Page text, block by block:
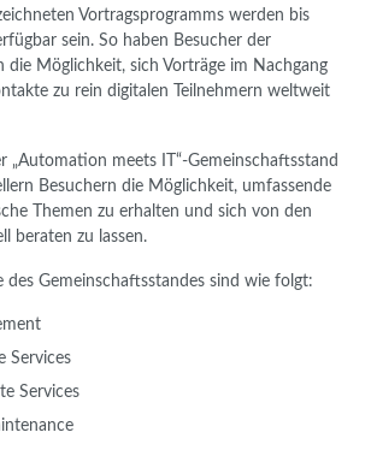
Vortragsprogramms werden bis
sein. So haben Besucher der
die Möglichkeit, sich Vorträge im Nachgang
zu rein digitalen Teilnehmern weltweit
„Automation meets IT“-Gemeinschaftsstand
Besuchern die Möglichkeit, umfassende
Themen zu erhalten und sich von den
beraten zu lassen.
des Gemeinschaftsstandes sind wie folgt:
Services
Services